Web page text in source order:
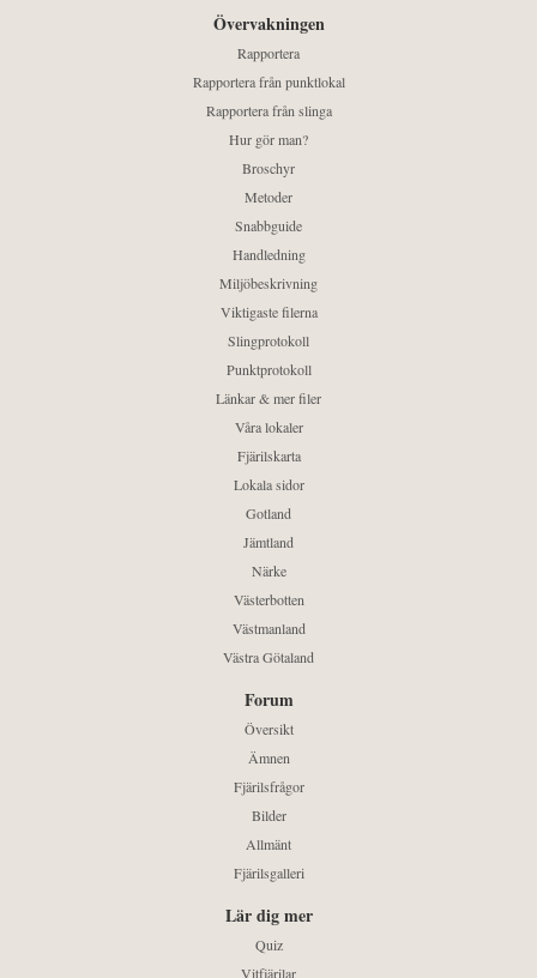
Övervakningen
Rapportera
Rapportera från punktlokal
Rapportera från slinga
Hur gör man?
Broschyr
Metoder
Snabbguide
Handledning
Miljöbeskrivning
Viktigaste filerna
Slingprotokoll
Punktprotokoll
Länkar & mer filer
Våra lokaler
Fjärilskarta
Lokala sidor
Gotland
Jämtland
Närke
Västerbotten
Västmanland
Västra Götaland
Forum
Översikt
Ämnen
Fjärilsfrågor
Bilder
Allmänt
Fjärilsgalleri
Lär dig mer
Quiz
Vitfjärilar